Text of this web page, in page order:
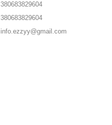
380683829604
380683829604
info.ezzyy@gmail.com